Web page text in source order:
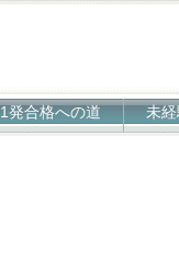
1発合格への道 未